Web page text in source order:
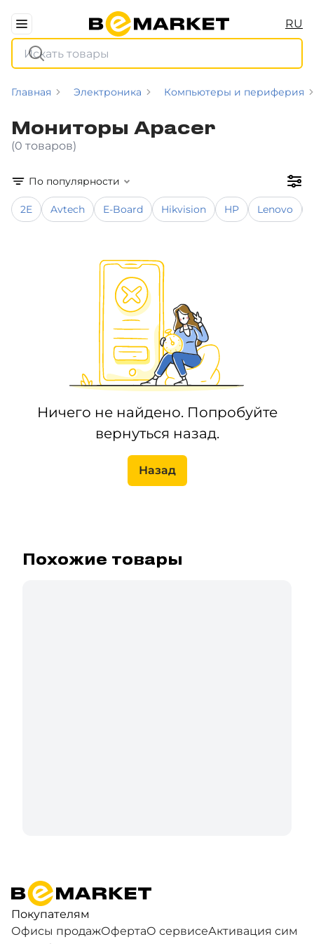
RU
Главная Электроника Компьютеры и периферия
Мониторы Apacer
(0 товаров)
По популярности
2E Avtech E-Board Hikvision HP Lenovo
Ничего не найдено. Попробуйте
вернуться назад.
Назад
Похожие товары
Покупателям
Офисы продажОфертаО сервисеАктивация сим